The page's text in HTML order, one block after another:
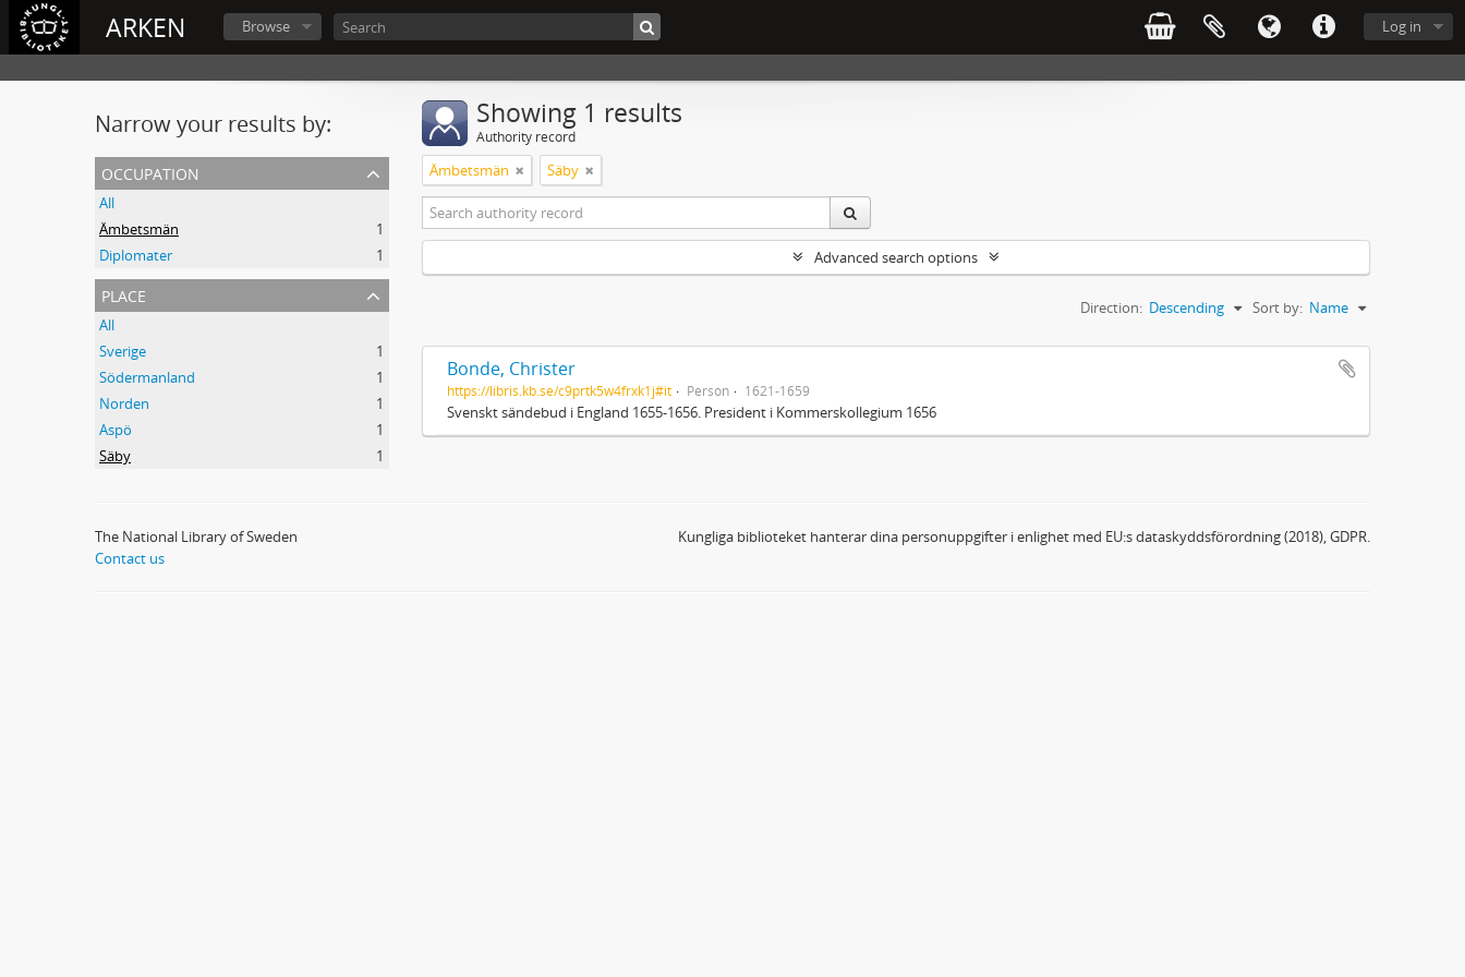
ARKEN Log in
Browse
Narrow your results by:
occupation
All
Ämbetsmän
1
Diplomater
1
place
All
Sverige
1
Södermanland
1
Norden
1
Aspö
1
Säby
1
Showing 1 results
Authority record
Ämbetsmän Säby
Advanced search options
Sort by: Name
Direction: Descending
Bonde, Christer
https://libris.kb.se/c9prtk5w4frxk1j#it Person 1621-1659
Svenskt sändebud i England 1655-1656. President i Kommerskollegium 1656
The National Library of Sweden
Contact us
Kungliga biblioteket hanterar dina personuppgifter i enlighet med EU:s dataskyddsförordning (2018), GDPR.